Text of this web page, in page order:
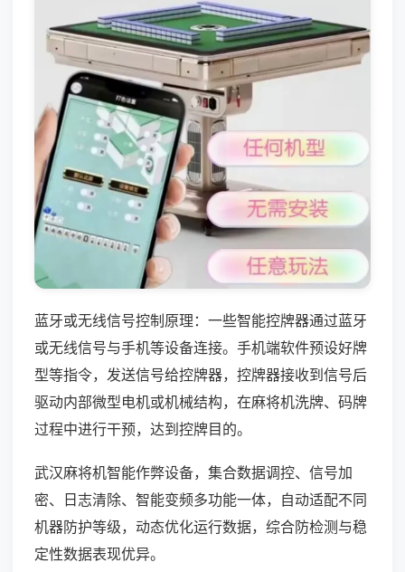
蓝牙或无线信号控制原理：一些智能控牌器通过蓝牙
或无线信号与手机等设备连接。手机端软件预设好牌
型等指令，发送信号给控牌器，控牌器接收到信号后
驱动内部微型电机或机械结构，在麻将机洗牌、码牌
过程中进行干预，达到控牌目的。
武汉麻将机智能作弊设备，集合数据调控、信号加
密、日志清除、智能变频多功能一体，自动适配不同
机器防护等级，动态优化运行数据，综合防检测与稳
定性数据表现优异。